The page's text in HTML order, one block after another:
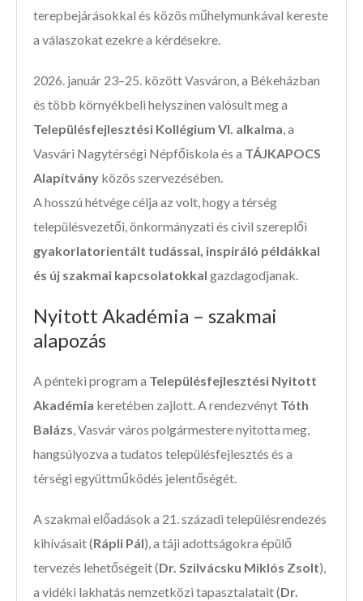
terepbejárásokkal és közös műhelymunkával kereste
a válaszokat ezekre a kérdésekre.
2026. január 23–25. között Vasváron, a Békeházban
és több környékbeli helyszínen valósult meg a
Településfejlesztési Kollégium VI. alkalma, a
Vasvári Nagytérségi Népfőiskola és a TÁJKAPOCS
Alapítvány közös szervezésében.
A hosszú hétvége célja az volt, hogy a térség
településvezetői, önkormányzati és civil szereplői
gyakorlatorientált tudással, inspiráló példákkal
és új szakmai kapcsolatokkal gazdagodjanak.
Nyitott Akadémia – szakmai
alapozás
A pénteki program a Településfejlesztési Nyitott
Akadémia keretében zajlott. A rendezvényt Tóth
Balázs, Vasvár város polgármestere nyitotta meg,
hangsúlyozva a tudatos településfejlesztés és a
térségi együttműködés jelentőségét.
A szakmai előadások a 21. századi településrendezés
kihívásait (Rápli Pál), a táji adottságokra épülő
tervezés lehetőségeit (Dr. Szilvácsku Miklós Zsolt),
a vidéki lakhatás nemzetközi tapasztalatait (Dr.